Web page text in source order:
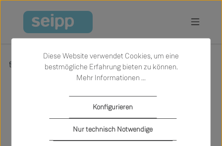
Zum Hauptinhalt springen
Produkte Sale Schlafen Betten
Betten
Diese Website verwendet Cookies, um eine
bestmögliche Erfahrung bieten zu können.
Mehr Informationen ...
Nur technisch Notwendige
Konfigurieren